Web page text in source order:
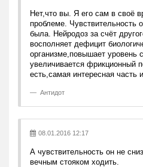
Нет,что вы. Я его сам в своё
проблеме. Чувствительность
была. Нейродоз за счёт
восполняет дефицит
организме,повышает уровень
увеличивается фрикционный
есть,самая интересная часть
Антидот
08.01.2016 12:17
А чувствительность он не
вечным стояком ходить.